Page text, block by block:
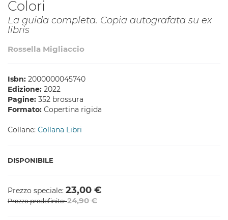
Colori
La guida completa. Copia autografata su ex
libris
Rossella Migliaccio
Isbn: 2000000045740
Edizione: 2022
Pagine: 352 brossura
Formato: Copertina rigida
Collane: Collana Libri
DISPONIBILE
Prezzo speciale 23,00 €
Prezzo predefinito 24,90 €
all'inizio
della
galleria
immagini